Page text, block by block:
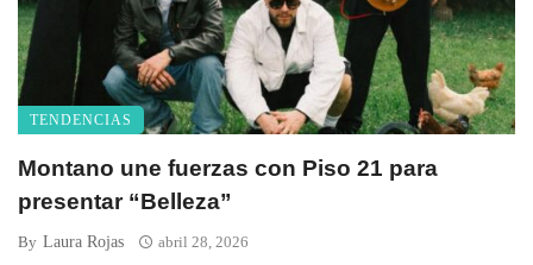
TENDENCIAS
Montano une fuerzas con Piso 21 para
presentar “Belleza”
By Laura Rojas abril 28, 2026